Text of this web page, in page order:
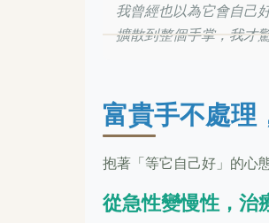
我曾經也以為它會自己
擴散到整個手掌，我才
富貴手不處理
抱著「等它自己好」的心
從急性變慢性，治